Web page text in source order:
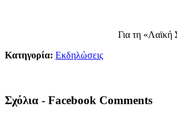
Για τη «Λαϊκή
Κατηγορία: Εκδηλώσεις
Σχόλια - Facebook Comments